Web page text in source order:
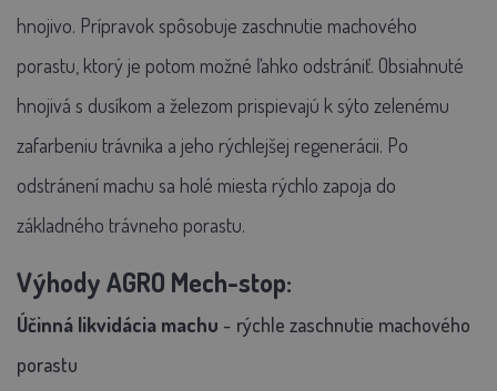
hnojivo. Prípravok spôsobuje zaschnutie machového
porastu, ktorý je potom možné ľahko odstrániť. Obsiahnuté
hnojivá s dusíkom a železom prispievajú k sýto zelenému
zafarbeniu trávnika a jeho rýchlejšej regenerácii. Po
odstránení machu sa holé miesta rýchlo zapoja do
základného trávneho porastu.
Výhody AGRO Mech-stop:
Účinná likvidácia machu - rýchle zaschnutie machového
porastu